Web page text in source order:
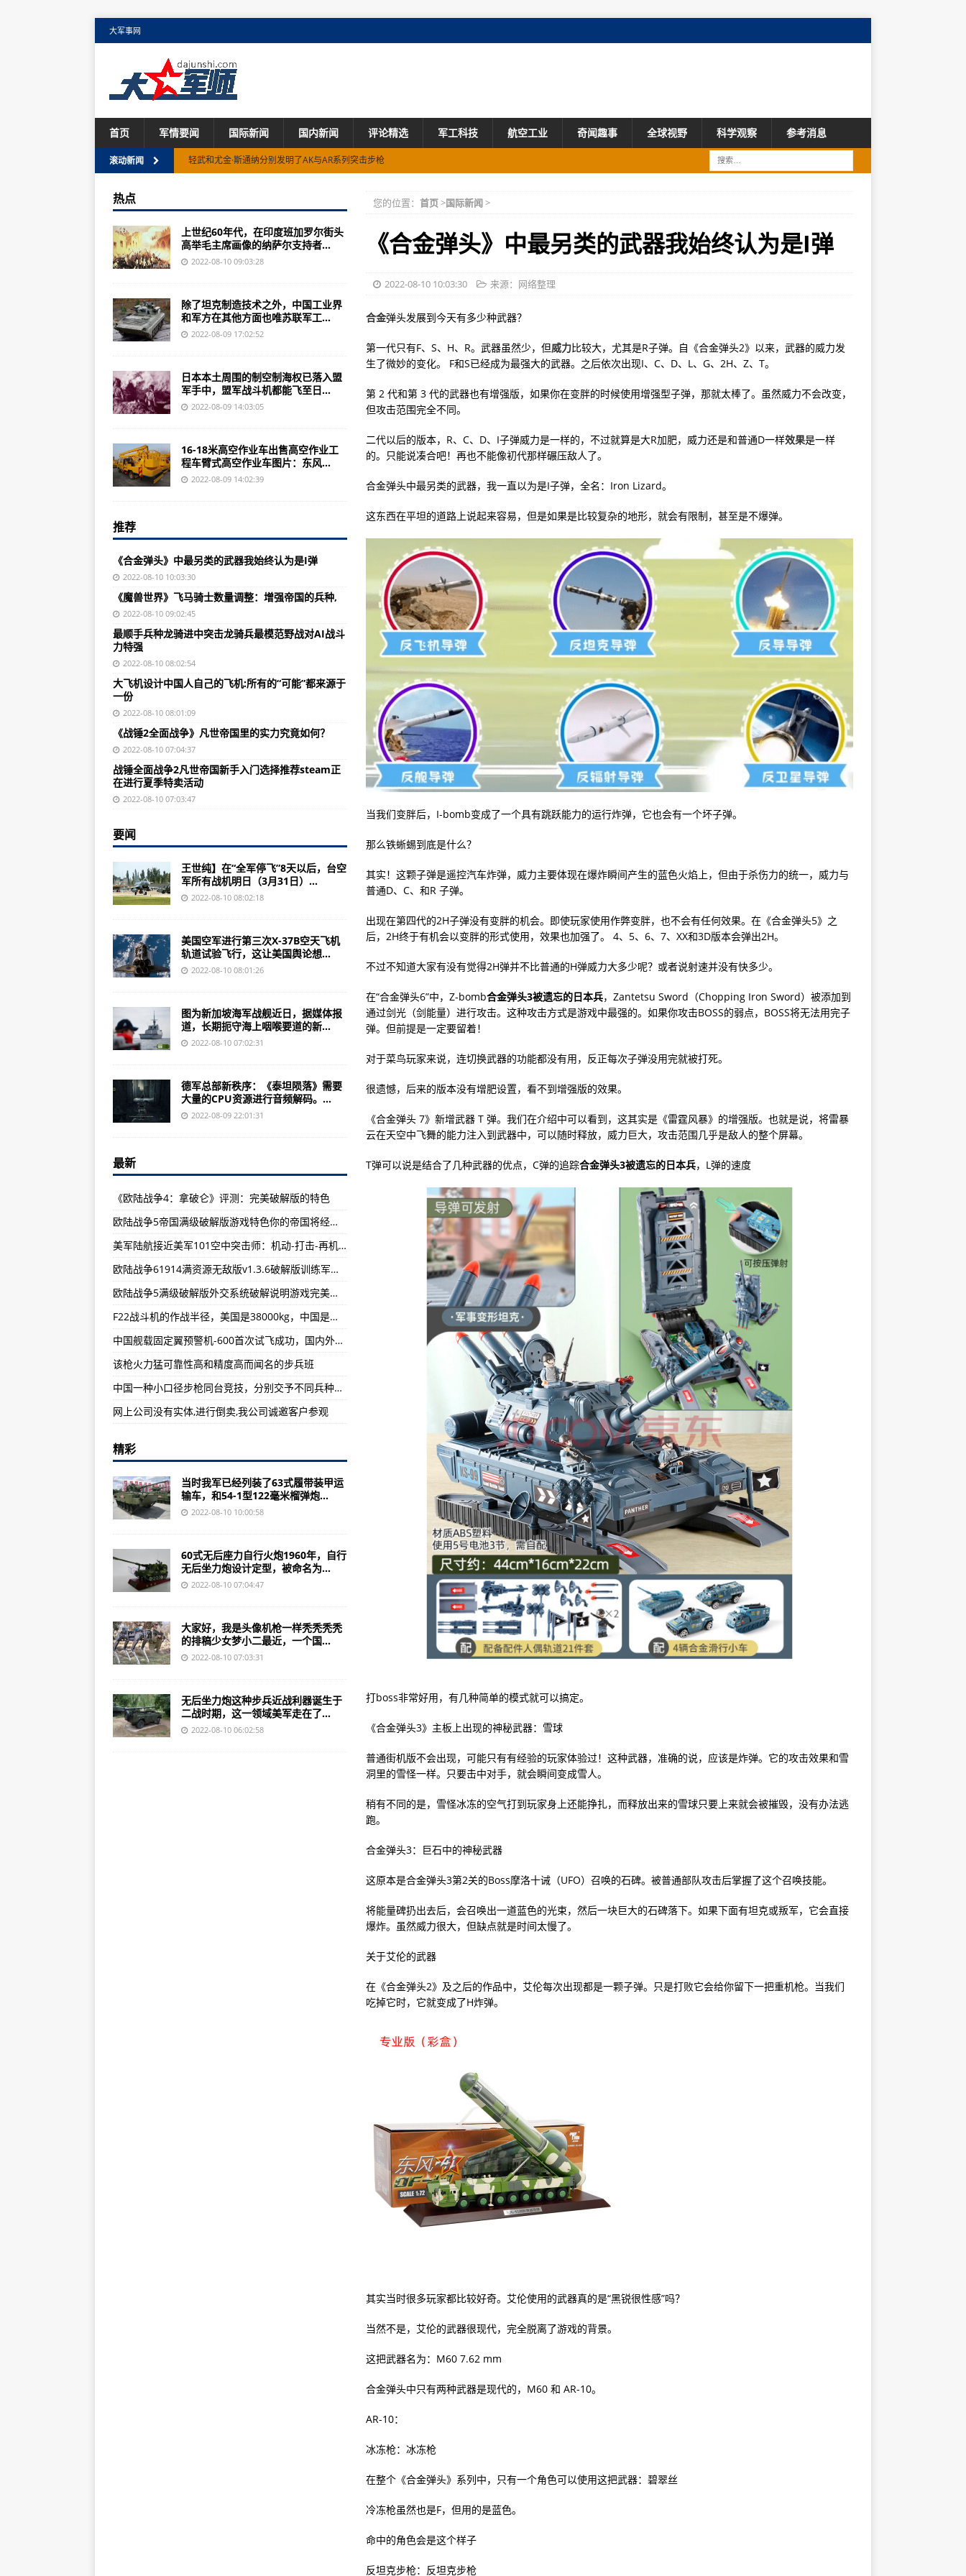
大军事网
首页 军情要闻 国际新闻 国内新闻 评论精选 军工科技 航空工业 奇闻趣事 全球视野 科学观察 参考消息
滚动新闻
轻武和尤金·斯通纳分别发明了AK与AR系列突击步枪
未来歼20或有三种改进方向:改装为小型预警机
《欧陆战争4：拿破仑》评测：完美破解版的特色
建国之初曾获得SU-76等型号的自行火炮，已经远远落后于同时代装备
全球战斗力最强的十大航母，中国航母排在第几名
几十年克什米尔，印度统治精英害怕的还是纳萨尔？|
一时间未来武器&;空天航母&;搭载试验成功
欧陆战争5帝国满级破解版游戏特色你的帝国将经历6个时代,
蒋委员长哪儿来那么多钱啊？舰队竟然是镇北军联合作战
美军陆航接近美军101空中突击师：机动-打击-再机动
印度共产党信仰毛主义的地下政党，目标是推翻印度政府
魔兽世界玛格汉声望开启方法在萨尔玛找营地里的纳兹格雷尔萨尔
台空军F-5战机下周复飞幻影-2000等机型3月31日复飞
欧陆战争5满级破解版外交系统破解说明游戏完美破解成功
美专家：长期以来秘密的美军X-37B空天飞机项目备受指责
大飞机设计中国人自己的飞机:所有的“可能”都来源于一份
中国向美军出售歼-7的事情只是这件事情的一个罢了
《战舰世界》舰长为何能赢得这么多多青睐？
红星电视台：中国装甲车只是大多数专家嘲笑的对象(图)
“辽宁舰”要形成实战能力还有相当长的路要走
日本研发60式无后坐力炮实战中基本只有一次开火机会
《战锤2全面战争》凡世帝国里的实力究竟如何？
单一军事作战的一个兵种作战方式已经成为了过去时
战锤全面战争2凡世帝国新手入门选择推荐steam正在进行夏季特卖活动
怎么一不留神中国就变成无人战斗装备大国了？网友调侃
F22战斗机的作战半径，美国是38000kg，中国是多少？
新加坡拟部署关岛安德森空军基地海上咽喉或随时被美军封锁
航母的威慑力到底来源于哪儿？号航母战斗群到底哪儿
中国舰载固定翼预警机-600首次试飞成功，国内外一段路要走
土耳其加入欧盟：2021年GDP总量达8000亿美元坦克
解放军56式75毫米无后坐力炮，解放军参战部队来说
该枪火力猛可靠性高和精度高而闻名的步兵班
奇形怪状猜出来戴维斯反潜艇炮潜艇战与反潜作战炮
美拟在中欧建立导弹防御基地，防范三种袭击可能(组图)
《骑马与砍杀二战中国战场》评测：一个电脑帮您忙
网上公司没有实体,进行倒卖,我公司诚邀客户参观
骑马与砍杀这款游戏诞生了许多优秀的二战题材MOD
中国003型航母及隐身舰载机正式服役以前依旧是仅次于美军的力量
《巅峰战舰》中的Z43是什么样的？(组图)
《合金弹头》中最另类的武器我始终认为是I弹
世界上最牛的运输机运输机，令美国心慌慌！
您的位置： 首页>国际新闻>
《合金弹头》中最另类的武器我始终认为是I弹
2022-08-10 10:03:30 来源：网络整理
合金弹头发展到今天有多少种武器？
第一代只有F、S、H、R。武器虽然少，但威力比较大，尤其是R子弹。自《合金弹头2》以来，武器的威力发
生了微妙的变化。 F和S已经成为最强大的武器。之后依次出现I、C、D、L、G、2H、Z、T。
第 2 代和第 3 代的武器也有增强版，如果你在变胖的时候使用增强型子弹，那就太棒了。虽然威力不会改变，
但攻击范围完全不同。
二代以后的版本，R、C、D、I子弹威力是一样的，不过就算是大R加肥，威力还是和普通D一样效果是一样
的。只能说凑合吧！再也不能像初代那样碾压敌人了。
合金弹头中最另类的武器，我一直以为是I子弹，全名：Iron Lizard。
这东西在平坦的道路上说起来容易，但是如果是比较复杂的地形，就会有限制，甚至是不爆弹。
当我们变胖后，I-bomb变成了一个具有跳跃能力的运行炸弹，它也会有一个坏子弹。
那么铁蜥蜴到底是什么？
其实！这颗子弹是遥控汽车炸弹，威力主要体现在爆炸瞬间产生的蓝色火焰上，但由于杀伤力的统一，威力与
普通D、C、和R 子弹。
出现在第四代的2H子弹没有变胖的机会。即使玩家使用作弊变胖，也不会有任何效果。在《合金弹头5》之
后，2H终于有机会以变胖的形式使用，效果也加强了。 4、5、6、7、XX和3D版本会弹出2H。
不过不知道大家有没有觉得2H弹并不比普通的H弹威力大多少呢？或者说射速并没有快多少。
在“合金弹头6”中，Z-bomb合金弹头3被遗忘的日本兵，Zantetsu Sword（Chopping Iron Sword）被添加到
通过剑光（剑能量）进行攻击。这种攻击方式是游戏中最强的。如果你攻击BOSS的弱点，BOSS将无法用完子
弹。但前提是一定要留着！
对于菜鸟玩家来说，连切换武器的功能都没有用，反正每次子弹没用完就被打死。
很遗憾，后来的版本没有增肥设置，看不到增强版的效果。
《合金弹头 7》新增武器 T 弹。我们在介绍中可以看到，这其实是《雷霆风暴》的增强版。也就是说，将雷暴
云在天空中飞舞的能力注入到武器中，可以随时释放，威力巨大，攻击范围几乎是敌人的整个屏幕。
T弹可以说是结合了几种武器的优点，C弹的追踪合金弹头3被遗忘的日本兵，L弹的速度
打boss非常好用，有几种简单的模式就可以搞定。
《合金弹头3》主板上出现的神秘武器：雪球
普通街机版不会出现，可能只有有经验的玩家体验过！这种武器，准确的说，应该是炸弹。它的攻击效果和雪
洞里的雪怪一样。只要击中对手，就会瞬间变成雪人。
稍有不同的是，雪怪冰冻的空气打到玩家身上还能挣扎，而释放出来的雪球只要上来就会被摧毁，没有办法逃
跑。
合金弹头3：巨石中的神秘武器
这原本是合金弹头3第2关的Boss摩洛十诫（UFO）召唤的石碑。被普通部队攻击后掌握了这个召唤技能。
将能量碑扔出去后，会召唤出一道蓝色的光束，然后一块巨大的石碑落下。如果下面有坦克或叛军，它会直接
爆炸。虽然威力很大，但缺点就是时间太慢了。
关于艾伦的武器
在《合金弹头2》及之后的作品中，艾伦每次出现都是一颗子弹。只是打败它会给你留下一把重机枪。当我们
吃掉它时，它就变成了H炸弹。
其实当时很多玩家都比较好奇。艾伦使用的武器真的是“黑锐很性感”吗？
当然不是，艾伦的武器很现代，完全脱离了游戏的背景。
这把武器名为：M60 7.62 mm
合金弹头中只有两种武器是现代的，M60 和 AR-10。
AR-10：
冰冻枪：冰冻枪
在整个《合金弹头》系列中，只有一个角色可以使用这把武器：碧翠丝
冷冻枪虽然也是F，但用的是蓝色。
命中的角色会是这个样子
反坦克步枪：反坦克步枪
热点
上世纪60年代，在印度班加罗尔街头
高举毛主席画像的纳萨尔支持者...
2022-08-10 09:03:28
除了坦克制造技术之外，中国工业界
和军方在其他方面也唯苏联军工...
2022-08-09 17:02:52
日本本土周围的制空制海权已落入盟
军手中，盟军战斗机都能飞至日...
2022-08-09 14:03:05
16-18米高空作业车出售高空作业工
程车臂式高空作业车图片：东风...
2022-08-09 14:02:39
推荐
《合金弹头》中最另类的武器我始终认为是I弹
2022-08-10 10:03:30
《魔兽世界》飞马骑士数量调整：增强帝国的兵种,
2022-08-10 09:02:45
最顺手兵种龙骑进中突击龙骑兵最模范野战对AI战斗
力特强
2022-08-10 08:02:54
大飞机设计中国人自己的飞机:所有的“可能”都来源于
一份
2022-08-10 08:01:09
《战锤2全面战争》凡世帝国里的实力究竟如何？
2022-08-10 07:04:37
战锤全面战争2凡世帝国新手入门选择推荐steam正
在进行夏季特卖活动
2022-08-10 07:03:47
要闻
王世纯】在“全军停飞”8天以后，台空
军所有战机明日（3月31日）...
2022-08-10 08:02:18
美国空军进行第三次X-37B空天飞机
轨道试验飞行，这让美国舆论想...
2022-08-10 08:01:26
图为新加坡海军战舰近日，据媒体报
道，长期扼守海上咽喉要道的新...
2022-08-10 07:02:31
德军总部新秩序：《泰坦陨落》需要
大量的CPU资源进行音频解码。...
2022-08-09 22:01:31
最新
《欧陆战争4：拿破仑》评测：完美破解版的特色
欧陆战争5帝国满级破解版游戏特色你的帝国将经历6个时代,
美军陆航接近美军101空中突击师：机动-打击-再机动
欧陆战争61914满资源无敌版v1.3.6破解版训练军事单位
欧陆战争5满级破解版外交系统破解说明游戏完美破解成功
F22战斗机的作战半径，美国是38000kg，中国是多少？
中国舰载固定翼预警机-600首次试飞成功，国内外一段路要走
该枪火力猛可靠性高和精度高而闻名的步兵班
中国一种小口径步枪同台竞技，分别交予不同兵种使用！
网上公司没有实体,进行倒卖,我公司诚邀客户参观
精彩
当时我军已经列装了63式履带装甲运
输车，和54-1型122毫米榴弹炮...
2022-08-10 10:00:58
60式无后座力自行火炮1960年，自行
无后坐力炮设计定型，被命名为...
2022-08-10 07:04:47
大家好，我是头像机枪一样秃秃秃秃
的排稿少女梦小二最近，一个国...
2022-08-10 07:03:31
无后坐力炮这种步兵近战利器诞生于
二战时期，这一领域美军走在了...
2022-08-10 06:02:58